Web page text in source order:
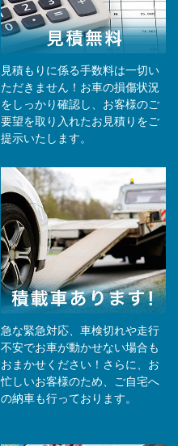
見積もりに係る手数料は一切い
ただきません！お車の損傷状況
をしっかり確認し、お客様のご
要望を取り入れたお見積りをご
提示いたします。
急な緊急対応、車検切れや走行
不安でお車が動かせない場合も
おまかせください！さらに、お
忙しいお客様のため、ご自宅へ
の納⾞も⾏っております。